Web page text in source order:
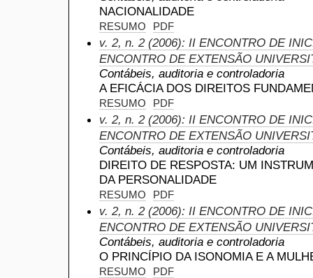
NACIONALIDADE
RESUMO PDF
v. 2, n. 2 (2006): II ENCONTRO DE
ENCONTRO DE EXTENSÃO
Contábeis, auditoria e controladoria
A EFICÁCIA DOS DIREITOS
RESUMO PDF
v. 2, n. 2 (2006): II ENCONTRO DE
ENCONTRO DE EXTENSÃO
Contábeis, auditoria e controladoria
DIREITO DE RESPOSTA: UM
DA PERSONALIDADE
RESUMO PDF
v. 2, n. 2 (2006): II ENCONTRO DE
ENCONTRO DE EXTENSÃO
Contábeis, auditoria e controladoria
O PRINCÍPIO DA ISONOMIA E A
RESUMO PDF